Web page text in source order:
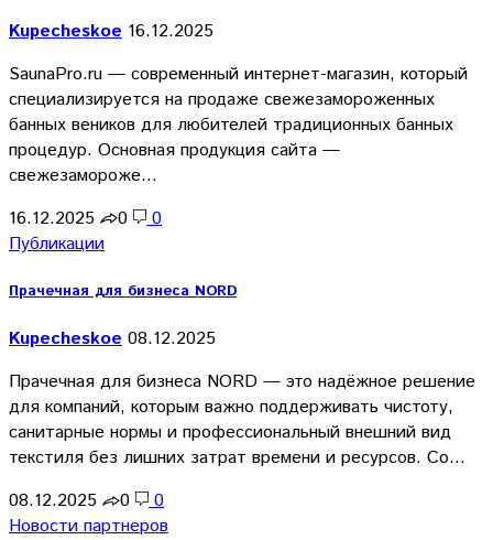
Kupecheskoe 16.12.2025
SaunaPro.ru — современный интернет-магазин, который
специализируется на продаже свежезамороженных
банных веников для любителей традиционных банных
процедур. Основная продукция сайта —
свежезамороже…
16.12.2025
0
0
Публикации
Прачечная для бизнеса NORD
Kupecheskoe 08.12.2025
Прачечная для бизнеса NORD — это надёжное решение
для компаний, которым важно поддерживать чистоту,
санитарные нормы и профессиональный внешний вид
текстиля без лишних затрат времени и ресурсов. Со…
08.12.2025
0
0
Новости партнеров